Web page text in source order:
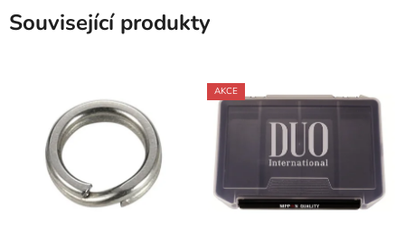
Související produkty
AKCE